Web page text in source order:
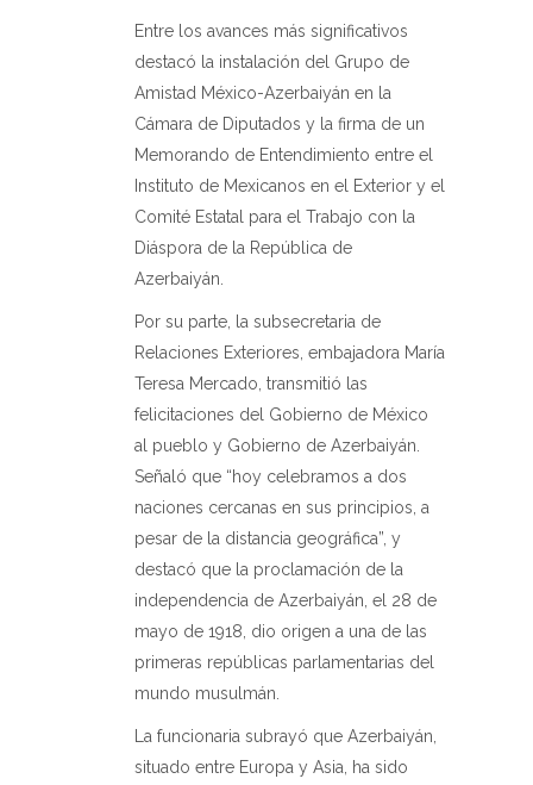
Entre los avances más significativos
destacó la instalación del Grupo de
Amistad México-Azerbaiyán en la
Cámara de Diputados y la firma de un
Memorando de Entendimiento entre el
Instituto de Mexicanos en el Exterior y el
Comité Estatal para el Trabajo con la
Diáspora de la República de
Azerbaiyán.
Por su parte, la subsecretaria de
Relaciones Exteriores, embajadora María
Teresa Mercado, transmitió las
felicitaciones del Gobierno de México
al pueblo y Gobierno de Azerbaiyán.
Señaló que “hoy celebramos a dos
naciones cercanas en sus principios, a
pesar de la distancia geográfica”, y
destacó que la proclamación de la
independencia de Azerbaiyán, el 28 de
mayo de 1918, dio origen a una de las
primeras repúblicas parlamentarias del
mundo musulmán.
La funcionaria subrayó que Azerbaiyán,
situado entre Europa y Asia, ha sido